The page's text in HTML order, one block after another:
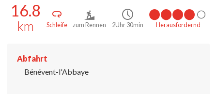
16.8
km Schleife zum Rennen 2Uhr 30min Herausfordernd
Abfahrt
Bénévent-l'Abbaye